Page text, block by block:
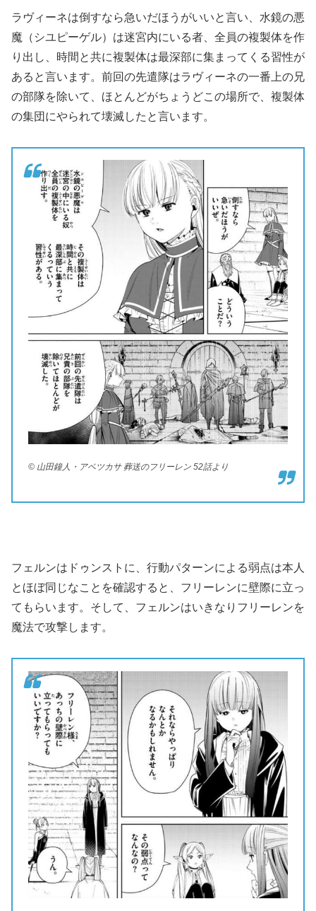
ラヴィーネは倒すなら急いだほうがいいと言い、水鏡の悪
魔（シユピーゲル）は迷宮内にいる者、全員の複製体を作
り出し、時間と共に複製体は最深部に集まってくる習性が
あると言います。前回の先遣隊はラヴィーネの一番上の兄
の部隊を除いて、ほとんどがちょうどこの場所で、複製体
の集団にやられて壊滅したと言います。
© 山田鐘人・アベツカサ 葬送のフリーレン 52話より
フェルンはドゥンストに、行動パターンによる弱点は本人
とほぼ同じなことを確認すると、フリーレンに壁際に立っ
てもらいます。そして、フェルンはいきなりフリーレンを
魔法で攻撃します。